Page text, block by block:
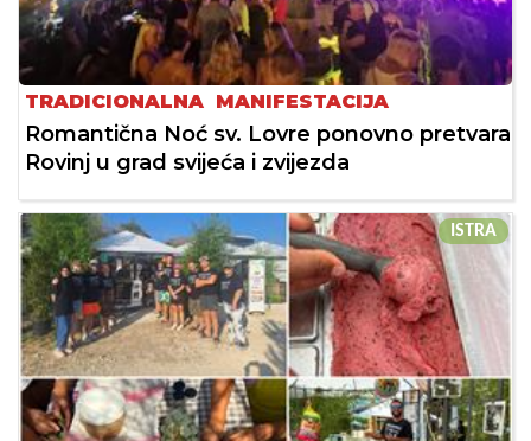
TRADICIONALNA MANIFESTACIJA
Romantična Noć sv. Lovre ponovno pretvara
Rovinj u grad svijeća i zvijezda
ISTRA